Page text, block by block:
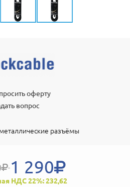
оферту
вопрос
разъёмы
1 290
НДС 22%: 232,62